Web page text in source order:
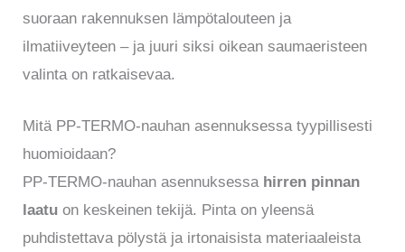
suoraan rakennuksen lämpötalouteen ja
ilmatiiveyteen – ja juuri siksi oikean saumaeristeen
valinta on ratkaisevaa.
Mitä PP-TERMO-nauhan asennuksessa tyypillisesti
huomioidaan?
PP-TERMO-nauhan asennuksessa hirren pinnan
laatu on keskeinen tekijä. Pinta on yleensä
puhdistettava pölystä ja irtonaisista materiaaleista